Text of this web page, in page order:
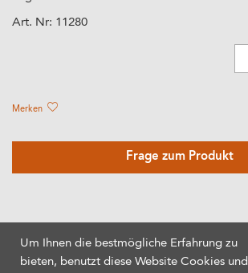
Art. Nr: 11280
Merken
Frage zum Produkt
Um Ihnen die bestmögliche Erfahrung zu
bieten, benutzt diese Website Cookies und